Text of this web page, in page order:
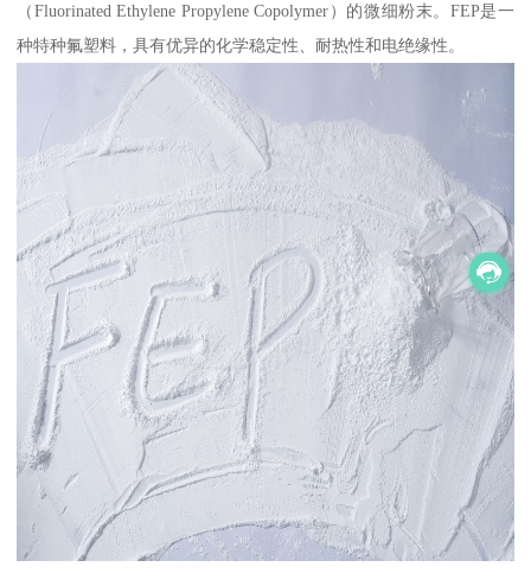
（Fluorinated Ethylene Propylene Copolymer）的微细粉末。FEP是一
种特种氟塑料，具有优异的化学稳定性、耐热性和电绝缘性。